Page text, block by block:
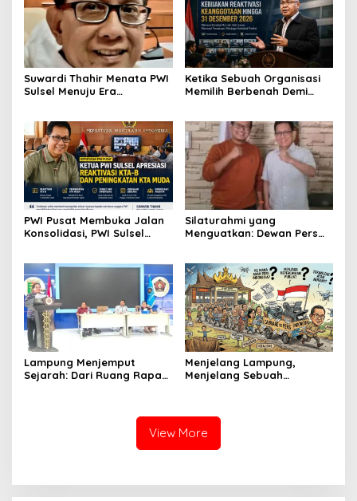
Suwardi Thahir Menata PWI
Sulsel Menuju Era
Ketika Sebuah Organisasi
Memilih Berbenah Demi
PWI Pusat Membuka Jalan
Konsolidasi, PWI Sulsel
Silaturahmi yang
Menguatkan: Dewan Pers
Lampung Menjemput
Sejarah: Dari Ruang Rapat
Menjelang Lampung,
Menjelang Sebuah
View More